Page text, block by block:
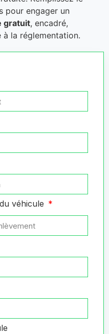
pour engager un
gratuit, encadré,
la réglementation.
véhicule